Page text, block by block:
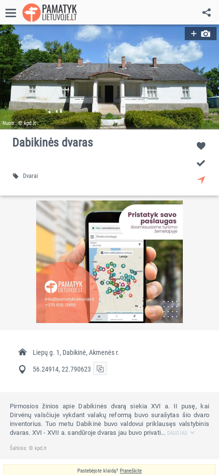
Dabikinės dvaras
Dvarai
Nuotr.: © kpd.lt
Pirmosios žinios apie Dabikinės dvarą siekia XVI a. II pusę, kai
Dirvėnų valsčiuje vykdant valakų reformą buvo surašytas šio dvaro
inventorius. Tuo metu Dabikinė buvo valdovui priklausęs valstybinis
dvaras. XVI - XVII a. sandūroje dvaras jau buvo privati... DAUGIAU
Šaltinis: © kpd.lt
Pastebėjote klaidą? Praneškite
Liepų g. 1, Dabikinė, Akmenės r.
56.24914, 22.790623